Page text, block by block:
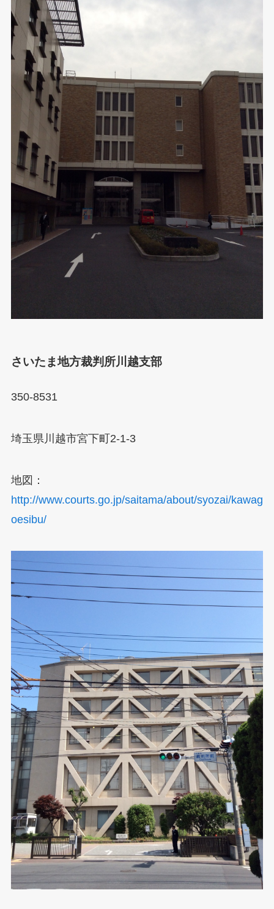
さいたま地方裁判所川越支部
350-8531
埼玉県川越市宮下町2-1-3
地図：
http://www.courts.go.jp/saitama/about/syozai/kawag
oesibu/